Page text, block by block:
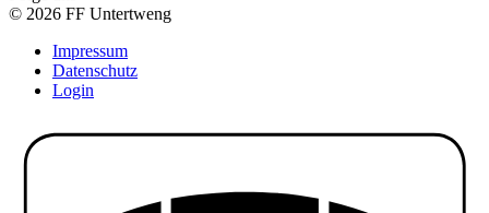
© 2026 FF Untertweng
Impressum
Datenschutz
Login